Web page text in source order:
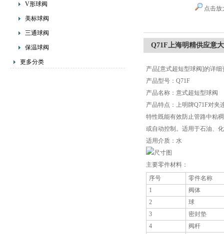
V形球阀
美标球阀
三通球阀
保温球阀
更多分类
点击放
Q71F上海明精供应意
产品[意式超短型球阀]的详细
产品型号：Q71F
产品名称：意式超短型球阀
产品特点：上明牌Q71F对夹
特性既能有效防止管路中粘
或自动控制。适用于石油、
适用介质：水
主要零件材料：
序号
零件名称
1
阀体
2
球
3
密封垫
4
阀杆